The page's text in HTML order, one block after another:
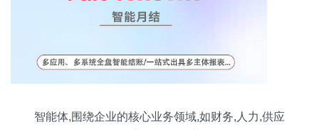
智能体,围绕企业的核心业务领域,如财务,人力,供应